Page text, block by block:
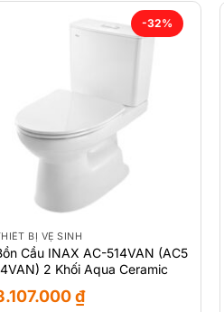
-32%
BỊ VỆ SINH
Cầu INAX AC-514VAN (AC5
2 Khối Aqua Ceramic
₫